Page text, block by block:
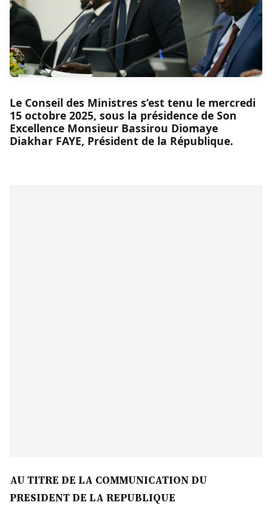
Le Conseil des Ministres s’est tenu le mercredi
15 octobre 2025, sous la présidence de Son
Excellence Monsieur Bassirou Diomaye
Diakhar FAYE, Président de la République.
AU TITRE DE LA COMMUNICATION DU
PRESIDENT DE LA REPUBLIQUE